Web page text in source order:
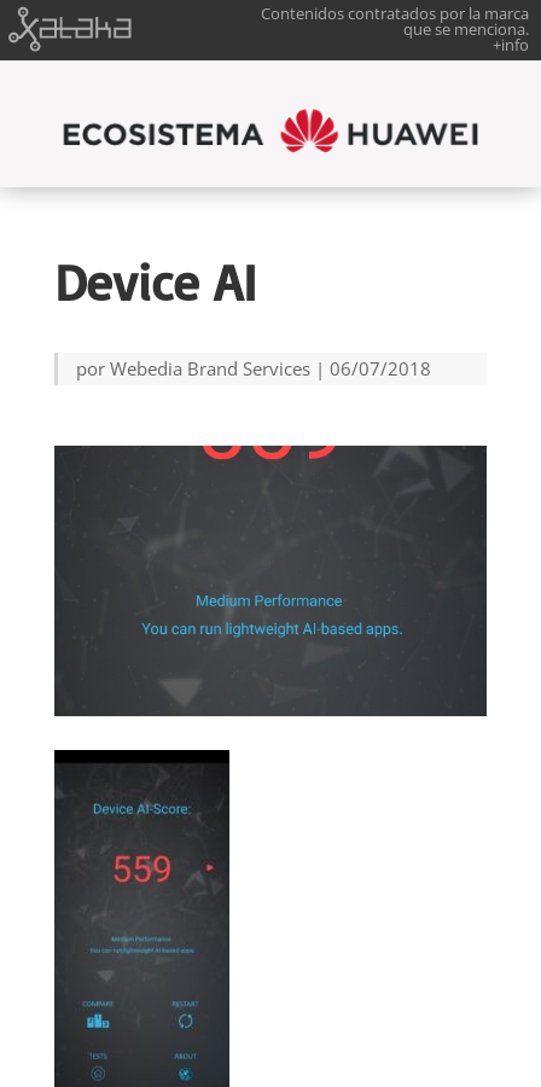
Contenidos contratados por la marca
que se menciona.
+info
Device AI
por Webedia Brand Services| 06/07/2018